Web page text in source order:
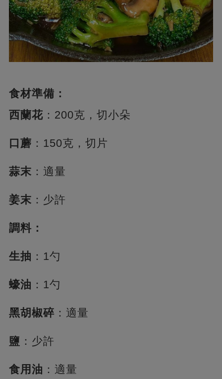
食材準備：
西蘭花：200克，切小朵
口蘑 ：150克，切片
蒜末 ：適量
姜末 ：少許
調料：
生抽 ：1勺
蠔油 ：1勺
黑胡椒碎 ：適量
鹽 ：少許
食用油 ：適量